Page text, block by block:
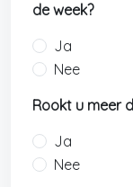
de week?
Ja
Nee
Rookt u meer
Ja
Nee